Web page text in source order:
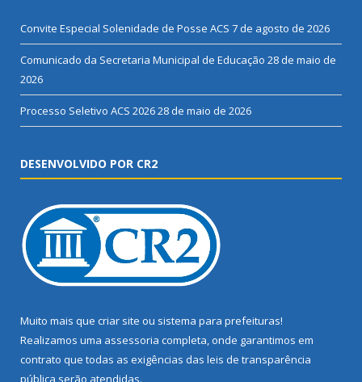
Convite Especial Solenidade de Posse ACS 7 de agosto de 2026
Comunicado da Secretaria Municipal de Educação 28 de maio de
2026
Processo Seletivo ACS 202628 de maio de 2026
DESENVOLVIDO POR CR2
Muito mais que criar site ou sistema para prefeituras!
Realizamos uma assessoria completa, onde garantimos em
contrato que todas as exigências das leis de transparência
pública serão atendidas.